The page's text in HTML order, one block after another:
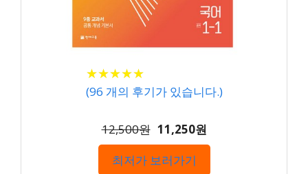
★★★★★
★★★★★
(96 개의 후기가 있습니다.)
12,500원 11,250원
최저가 보러가기